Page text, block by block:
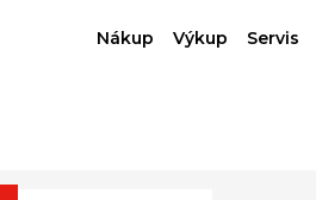
Nákup Výkup Servis